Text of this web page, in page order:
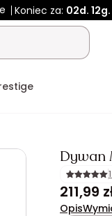
Koniec za: 02d. 12g.
Dywan
211,99
Opis